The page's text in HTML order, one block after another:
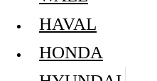
HAVAL
HONDA